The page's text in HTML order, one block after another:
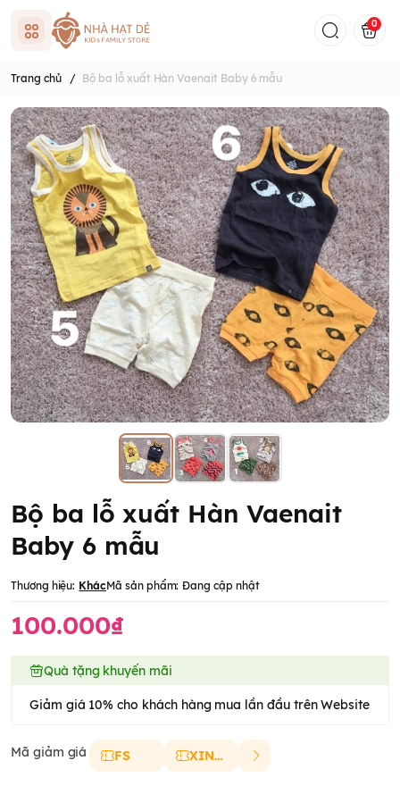
0
Trang chủ / Bộ ba lỗ xuất Hàn Vaenait Baby 6 mẫu
Bộ ba lỗ xuất Hàn Vaenait
Baby 6 mẫu
Thương hiệu: KhácMã sản phẩm: Đang cập nhật
100.000₫
Quà tặng khuyến mãi
Giảm giá 10% cho khách hàng mua lần đầu trên Website
Mã giảm giá FS XINCHAO